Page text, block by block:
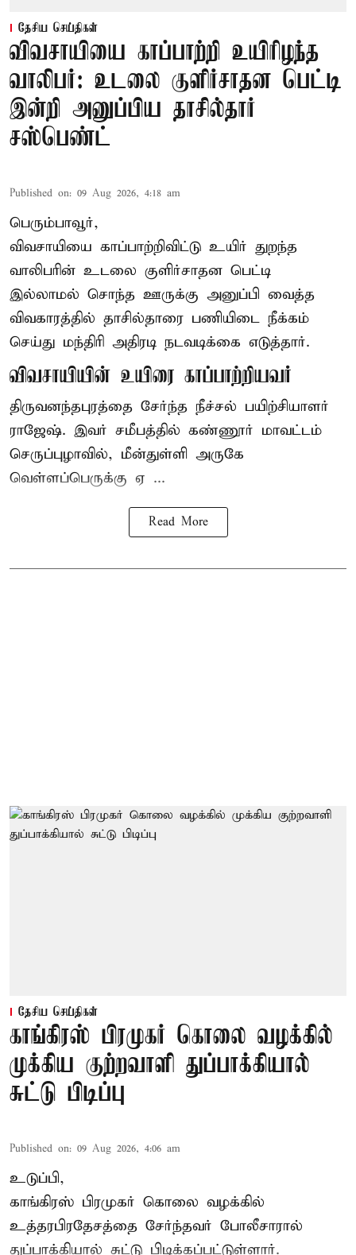
தேசிய செய்திகள்
விவசாயியை காப்பாற்றி உயிரிழந்த
வாலிபர்: உடலை குளிர்சாதன பெட்டி
இன்றி அனுப்பிய தாசில்தார்
சஸ்பெண்ட்
Published on: 09 Aug 2026, 4:18 am
பெரும்பாவூர்,
விவசாயியை காப்பாற்றிவிட்டு உயிர் துறந்த
வாலிபரின் உடலை குளிர்சாதன பெட்டி
இல்லாமல் சொந்த ஊருக்கு அனுப்பி வைத்த
விவகாரத்தில் தாசில்தாரை பணியிடை நீக்கம்
செய்து மந்திரி அதிரடி நடவடிக்கை எடுத்தார்.
விவசாயியின் உயிரை காப்பாற்றியவர்
திருவனந்தபுரத்தை சேர்ந்த நீச்சல் பயிற்சியாளர்
ராஜேஷ். இவர் சமீபத்தில் கண்ணூர் மாவட்டம்
செருப்புழாவில், மீன்துள்ளி அருகே
வெள்ளப்பெருக்கு ஏ ...
Read More
தேசிய செய்திகள்
காங்கிரஸ் பிரமுகர் கொலை வழக்கில்
முக்கிய குற்றவாளி துப்பாக்கியால்
சுட்டு பிடிப்பு
Published on: 09 Aug 2026, 4:06 am
உடுப்பி,
காங்கிரஸ் பிரமுகர் கொலை வழக்கில்
உத்தரபிரதேசத்தை சேர்ந்தவர் போலீசாரால்
துப்பாக்கியால் சுட்டு பிடிக்கப்பட்டுள்ளார்.